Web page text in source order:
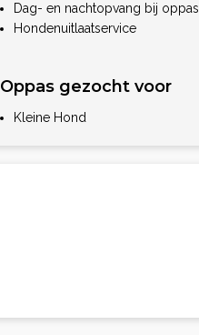
Dag- en nachtopvang bij oppas
Hondenuitlaatservice
Oppas gezocht voor
Kleine Hond